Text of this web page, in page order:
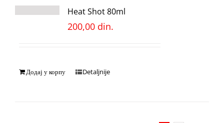
Heat Shot 80ml
200,00 din.
Додај у корпу Detaljnije